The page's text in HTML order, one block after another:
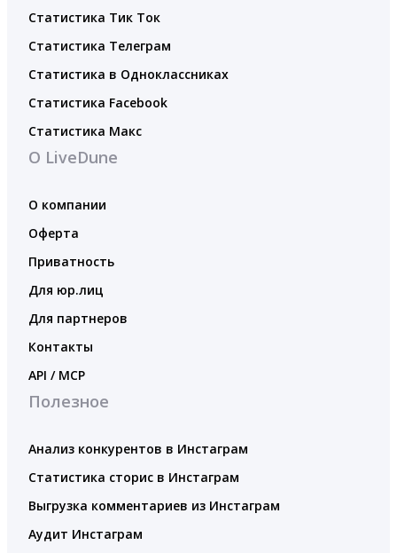
Статистика Тик Ток
Статистика Телеграм
Статистика в Одноклассниках
Статистика Facebook
Статистика Макс
О LiveDune
О компании
Оферта
Приватность
Для юр.лиц
Для партнеров
Контакты
API / MCP
Полезное
Анализ конкурентов в Инстаграм
Статистика сторис в Инстаграм
Выгрузка комментариев из Инстаграм
Аудит Инстаграм